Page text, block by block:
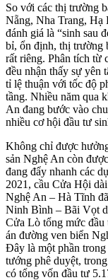
So với các thị trường
Nẵng, Nha Trang,
đánh giá là “sinh sau
bỉ, ổn định, thị trường
rất riêng. Phân tích từ
đều nhận thấy sự yên
tỉ lệ thuận với tốc độ
tầng. Nhiều năm qua
An đang bước vào
nhiều cơ hội đầu tư
Không chỉ được
sản Nghệ An còn
đang đẩy nhanh các
2021, cầu Cửa Hội
Nghệ An – Hà Tĩnh
Ninh Bình – Bãi Vọt
Cửa Lò tổng mức đầu
án đường ven biển
Đây là một phần
tướng phê duyệt,
có tổng vốn đầu tư